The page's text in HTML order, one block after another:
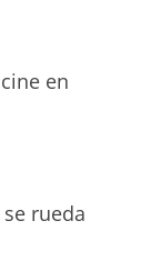
en
rueda